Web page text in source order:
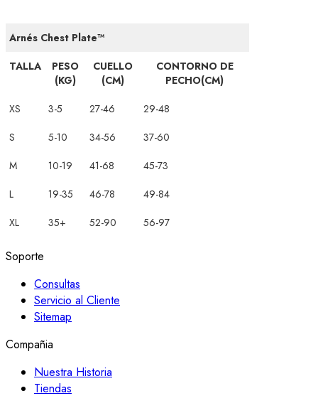
Arnés Chest Plate™
TALLA
PESO
(KG)
CUELLO
(CM)
CONTORNO DE
PECHO(CM)
XS
3-5 27-46
29-48
S
5-10 34-56
37-60
M
10-19 41-68
45-73
L
19-35 46-78
49-84
XL
35+ 52-90 56-97
Soporte
Consultas
Servicio al Cliente
Sitemap
Compañia
Nuestra Historia
Tiendas